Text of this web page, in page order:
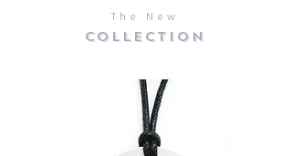
The New
COLLECTION